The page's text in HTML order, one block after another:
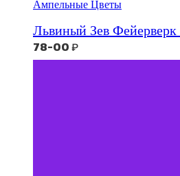
Ампельные Цветы
Львиный Зев
78-00₽